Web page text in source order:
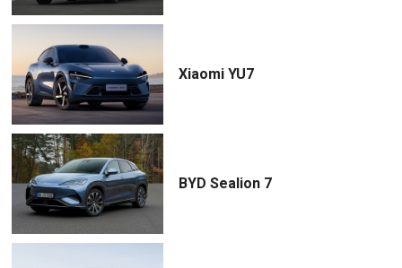
Xiaomi YU7
BYD Sealion 7